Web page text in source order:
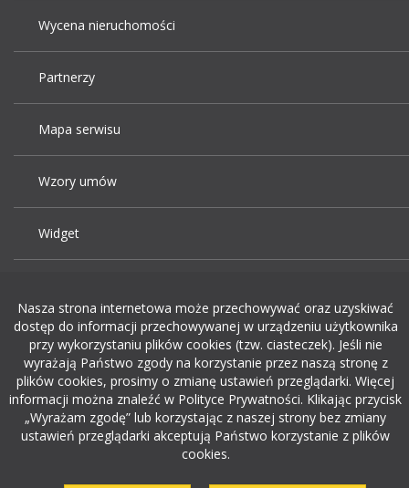
Wycena nieruchomości
Partnerzy
Mapa serwisu
Wzory umów
Widget
Dodaj ogłoszenie o pracę
rekrutacja w it
Nasza strona internetowa może przechowywać oraz uzyskiwać
dostęp do informacji przechowywanej w urządzeniu użytkownika
przy wykorzystaniu plików cookies (tzw. ciasteczek). Jeśli nie
wyrażają Państwo zgody na korzystanie przez naszą stronę z
plików cookies, prosimy o zmianę ustawień przeglądarki. Więcej
informacji można znaleźć w Polityce Prywatności. Klikając przycisk
„Wyrażam zgodę” lub korzystając z naszej strony bez zmiany
ustawień przeglądarki akceptują Państwo korzystanie z plików
cookies.